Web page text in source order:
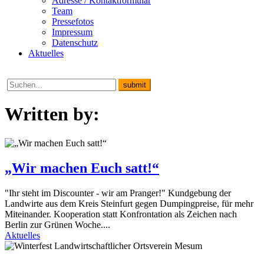
Team
Pressefotos
Impressum
Datenschutz
Aktuelles
Written by:
„Wir machen Euch satt!“
"Ihr steht im Discounter - wir am Pranger!" Kundgebung der
Landwirte aus dem Kreis Steinfurt gegen Dumpingpreise, für mehr
Miteinander. Kooperation statt Konfrontation als Zeichen nach
Berlin zur Grünen Woche....
Aktuelles